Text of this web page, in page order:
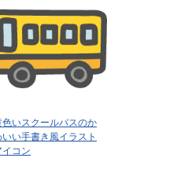
色いスクールバスのか
いい手書き風イラスト
イコン